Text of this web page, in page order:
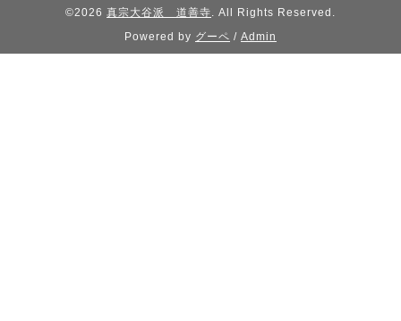
©2026 真宗大谷派 道善寺. All Rights Reserved.
Powered by グーペ / Admin